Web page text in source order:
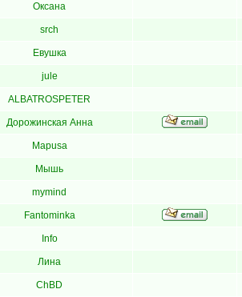
Оксана
srch
Евушка
jule
ALBATROSPETER
Дорожинская Анна
Mapusa
Мышь
mymind
Fantominka
Info
Лина
ChBD